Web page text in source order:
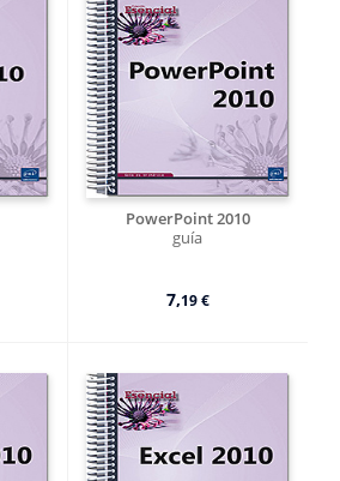
PowerPoint 2010
guía
7,19 €